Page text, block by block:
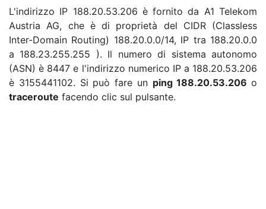
L'indirizzo IP 188.20.53.206 è fornito da A1 Telekom
Austria AG, che è di proprietà del CIDR (Classless
Inter-Domain Routing) 188.20.0.0/14, IP tra 188.20.0.0
a 188.23.255.255 ). Il numero di sistema autonomo
(ASN) è 8447 e l'indirizzo numerico IP a 188.20.53.206
è 3155441102. Si può fare un ping 188.20.53.206 o
traceroute facendo clic sul pulsante.